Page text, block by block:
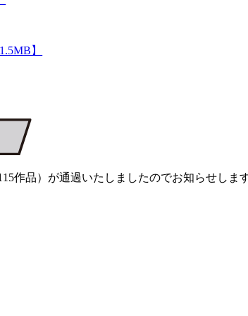
】
作品）が通過いたしましたのでお知らせしま